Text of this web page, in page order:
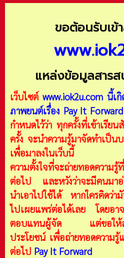
ขอต้อนรับเข้
แหล่งข้อมูลสาร
เว็บไซต์ www.iok2u.com นี้เกิ
ภาพยนต์เรื่อง Pay It Forward
กำหนดไว้ว่า ทุกครั้งที่เข้าเรีย
ครั้ง จะนำความรู้มาจัดทำเป็น
เพื่อมาลงในเว็บนี้
ความตั้งใจที่จะถ่ายทอดความรู้
ต่อไป และหวังว่าจะมีคนมาอ่
นำเอาไปใช้ได้ หากใครคิดว่า
ไปเผยแพร่ต่อได้เลย โดยอา
ตอบแทนผู้จัด แต่ขอให้ส่ง
ประโยชน์ เพื่อถ่ายทอดความ
ต่อไป Pay It Forward